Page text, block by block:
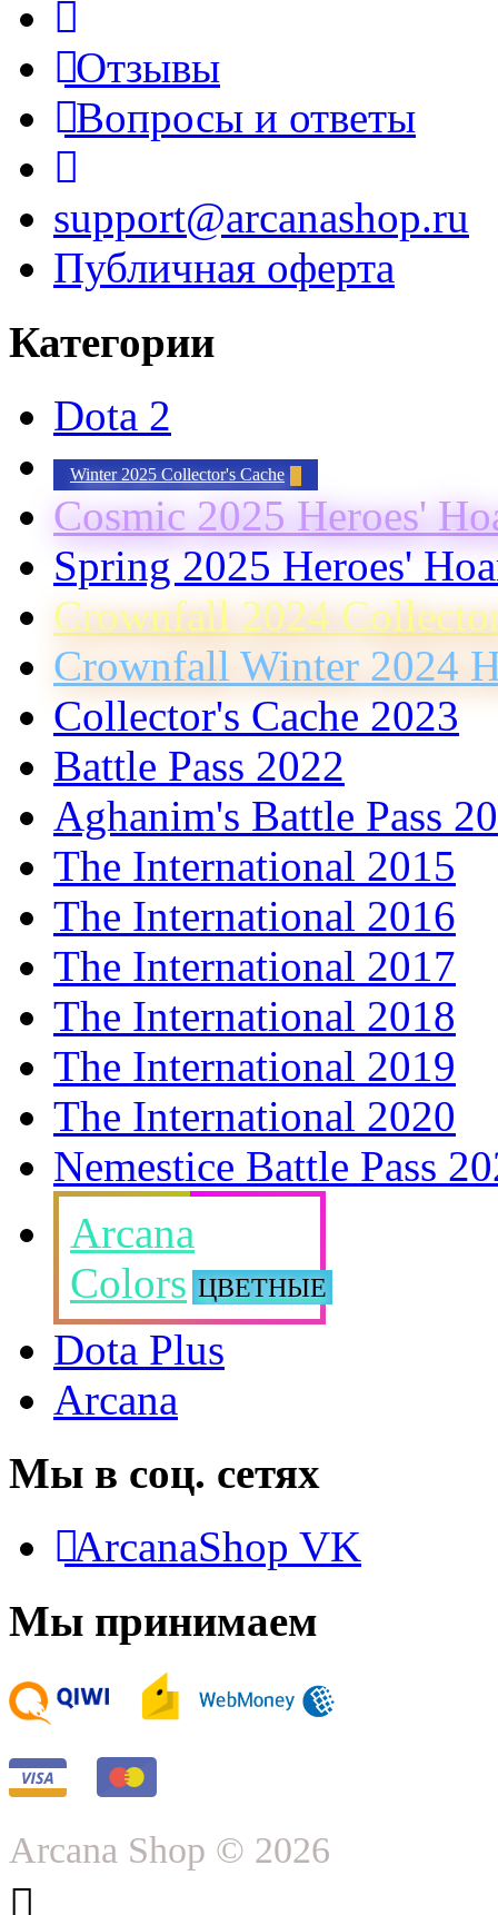
Отзывы
Вопросы и ответы
support@arcanashop.ru
Публичная оферта
Категории
Dota 2
Winter 2025 Collector's Cache
Cosmic 2025 Heroes'
Spring 2025 Heroes'
Crownfall 2024
Crownfall Winter 2024
Collector's Cache 2023
Battle Pass 2022
Aghanim's Battle Pass
The International 2015
The International 2016
The International 2017
The International 2018
The International 2019
The International 2020
Nemestice Battle Pass
Arcana
Colors ЦВЕТНЫЕ
Dota Plus
Arcana
Мы в соц. сетях
ArcanaShop VK
Мы принимаем
Arcana Shop © 2026